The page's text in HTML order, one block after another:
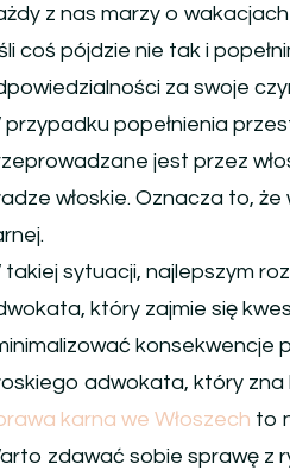
z nas marzy o
coś pójdzie nie tak i
za swoje
przypadku popełnienia
jest przez
włoskie. Oznacza to,
takiej sytuacji, najlepszym
który zajmie się
konsekwencje
adwokata, który
karna we Włoszech to
zdawać sobie sprawę z